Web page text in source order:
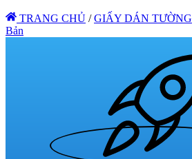
TRANG CHỦ / GIẤY DÁN TƯỜNG
Bản